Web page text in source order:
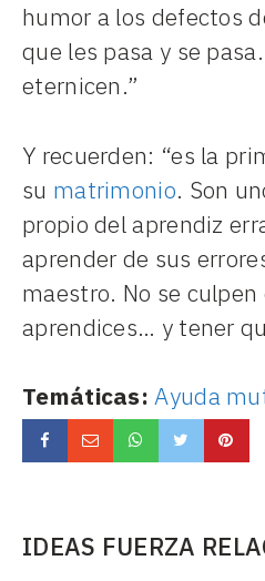
humor a los defectos
que les pasa y se
eternicen.”
Y recuerden: “es la
su matrimonio. Son
propio del aprendiz
aprender de sus
maestro. No se
aprendices… y tener
Temáticas: Ayuda
IDEAS FUERZA